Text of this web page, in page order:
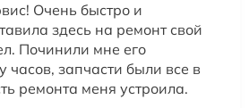
Очень быстро и
здесь на ремонт свой
Починили мне его
часов, запчасти были все в
ремонта меня устроила.